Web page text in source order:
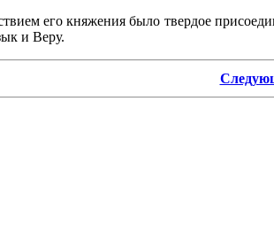
его княжения было твердое
и Веру.